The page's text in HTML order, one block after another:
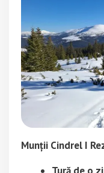
Munții Cindrel I